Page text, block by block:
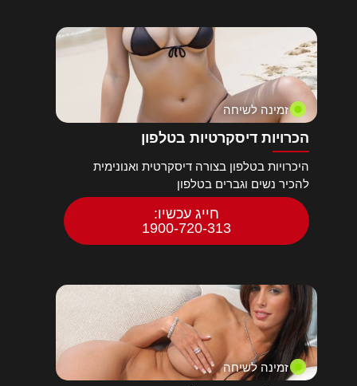
זמינה לשיחה
הכרויות דיסקרטיות בטלפון
היכרויות בטלפון בצורה דיסקרטית ואנונימית
להכיר נשים וגברים בטלפון
חייג עכשיו:
1900-720-313
זמינה לשיחה